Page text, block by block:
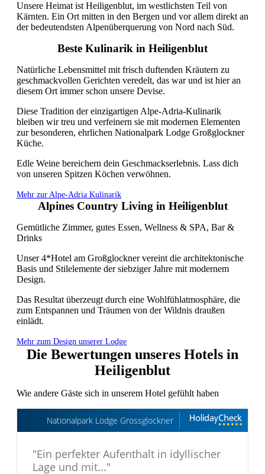
Unsere Heimat ist Heiligenblut, im westlichsten Teil von
Kärnten. Ein Ort mitten in den Bergen und vor allem direkt an
der bedeutendsten Alpenüberquerung von Nord nach Süd.
Beste Kulinarik in Heiligenblut
Natürliche Lebensmittel mit frisch duftenden Kräutern zu
geschmackvollen Gerichten veredelt, das war und ist hier an
diesem Ort immer schon unsere Devise.
Diese Tradition der einzigartigen Alpe-Adria-Kulinarik
bleiben wir treu und verfeinern sie mit modernen Elementen
zur besonderen, ehrlichen Nationalpark Lodge Großglockner
Küche.
Edle Weine bereichern dein Geschmackserlebnis. Lass dich
von unseren Spitzen Köchen verwöhnen.
Mehr zur Alpe-Adria Kulinarik
Alpines Country Living in Heiligenblut
Gemütliche Zimmer, gutes Essen, Wellness & SPA, Bar &
Drinks
Unser 4*Hotel am Großglockner vereint die architektonische
Basis und Stilelemente der siebziger Jahre mit modernem
Design.
Das Resultat überzeugt durch eine Wohlfühlatmosphäre, die
zum Entspannen und Träumen von der Wildnis draußen
einlädt.
Mehr zum Design unserer Lodge
Die Bewertungen unseres Hotels in
Heiligenblut
Wie andere Gäste sich in unserem Hotel gefühlt haben
Nationalpark Lodge Grossglockner
"Ein perfekter Aufenthalt in idyllischer
Lage und mit..."